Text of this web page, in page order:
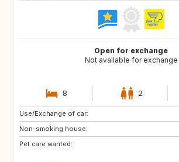
Open for exchange
Not available for exchange
8 2
Use/Exchange of car:
Non-smoking house:
Pet care wanted:
IS